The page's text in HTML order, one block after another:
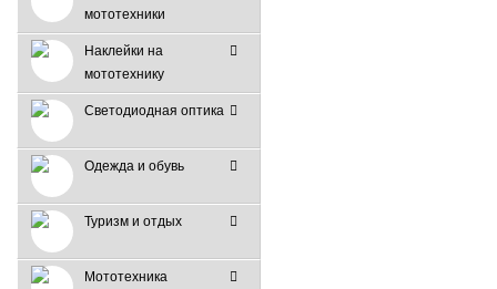
мототехники
Наклейки на
мототехнику
Светодиодная оптика
Одежда и обувь
Туризм и отдых
Мототехника